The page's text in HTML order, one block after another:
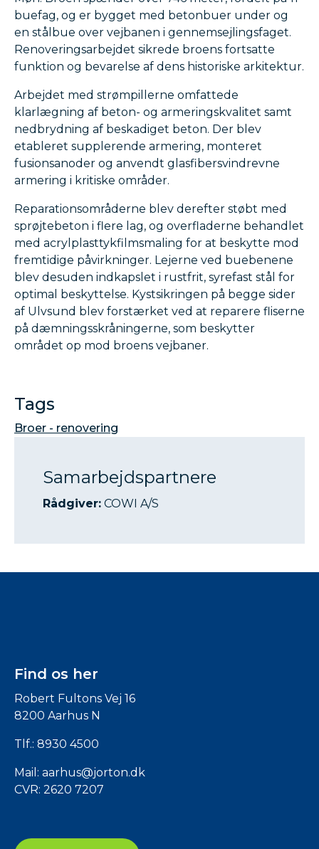
buefag, og er bygget med betonbuer under og
en stålbue over vejbanen i gennemsejlingsfaget.
Renoveringsarbejdet sikrede broens fortsatte
funktion og bevarelse af dens historiske arkitektur.
Arbejdet med strømpillerne omfattede
klarlægning af beton- og armeringskvalitet samt
nedbrydning af beskadiget beton. Der blev
etableret supplerende armering, monteret
fusionsanoder og anvendt glasfibersvindrevne
armering i kritiske områder.
Reparationsområderne blev derefter støbt med
sprøjtebeton i flere lag, og overfladerne behandlet
med acrylplasttykfilmsmaling for at beskytte mod
fremtidige påvirkninger. Lejerne ved buebenene
blev desuden indkapslet i rustfrit, syrefast stål for
optimal beskyttelse. Kystsikringen på begge sider
af Ulvsund blev forstærket ved at reparere fliserne
på dæmningsskråningerne, som beskytter
området op mod broens vejbaner.
Tags
Broer - renovering
Samarbejdspartnere
Rådgiver: COWI A/S
Find os her
Robert Fultons Vej 16
8200 Aarhus N
Tlf.: 8930 4500
Mail: aarhus@jorton.dk
CVR: 2620 7207